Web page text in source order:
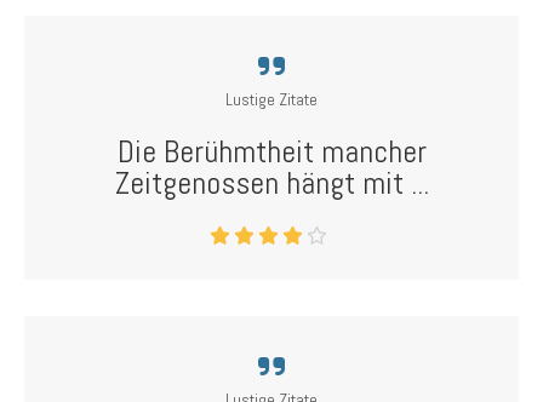
Lustige Zitate
Die Berühmtheit mancher
Zeitgenossen hängt mit ...